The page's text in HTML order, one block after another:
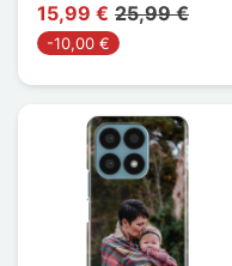
15,99 € 25,99 €
-10,00 €